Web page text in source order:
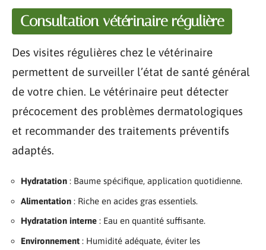
Consultation vétérinaire régulière
Des visites régulières chez le vétérinaire
permettent de surveiller l’état de santé général
de votre chien. Le vétérinaire peut détecter
précocement des problèmes dermatologiques
et recommander des traitements préventifs
adaptés.
Hydratation : Baume spécifique, application quotidienne.
Alimentation : Riche en acides gras essentiels.
Hydratation interne : Eau en quantité suffisante.
Environnement : Humidité adéquate, éviter les